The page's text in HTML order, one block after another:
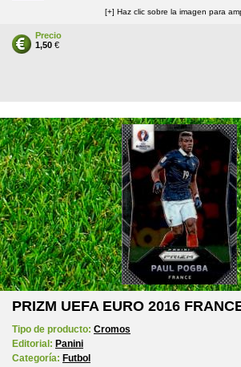
[+] Haz clic sobre la imagen para
Precio
1,50 €
PRIZM UEFA EURO 2016
Tipo de producto: Cromos
Editorial: Panini
Categoría: Futbol